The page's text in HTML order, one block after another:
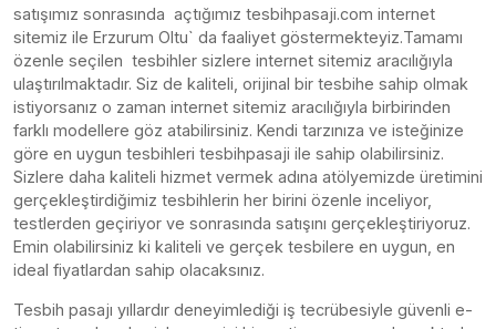
satışımız sonrasında açtığımız tesbihpasaji.com internet
sitemiz ile Erzurum Oltu` da faaliyet göstermekteyiz.Tamamı
özenle seçilen tesbihler sizlere internet sitemiz aracılığıyla
ulaştırılmaktadır. Siz de kaliteli, orijinal bir tesbihe sahip olmak
istiyorsanız o zaman internet sitemiz aracılığıyla birbirinden
farklı modellere göz atabilirsiniz. Kendi tarzınıza ve isteğinize
göre en uygun tesbihleri tesbihpasaji ile sahip olabilirsiniz.
Sizlere daha kaliteli hizmet vermek adına atölyemizde üretimini
gerçekleştirdiğimiz tesbihlerin her birini özenle inceliyor,
testlerden geçiriyor ve sonrasında satışını gerçekleştiriyoruz.
Emin olabilirsiniz ki kaliteli ve gerçek tesbilere en uygun, en
ideal fiyatlardan sahip olacaksınız.
Tesbih pasajı yıllardır deneyimlediği iş tecrübesiyle güvenli e-